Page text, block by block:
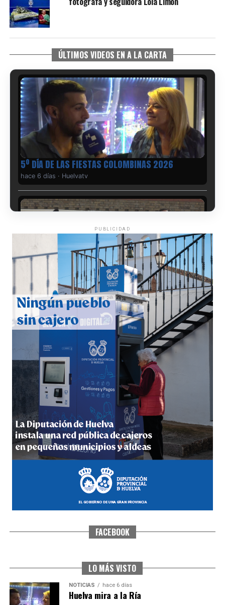
ÚLTIMOS VIDEOS EN A LA CARTA
5º DÍA DE LAS FIESTAS COLOMBINAS 2026
hace 6 días · Huelvatv
CUARTA CORRIDA DE LAS FIESTAS COLOMBINAS
2026
hace 7 días·Huelvatv
4º DÍA DE LAS FIESTAS COLOMBINAS 2026
hace 7 días· Huelvatv
SEXTA CORRIDA DE LAS FIESTAS COLOMBINAS
PUBLICIDAD
FACEBOOK
LO MÁS VISTO
NOTICIAS hace 6 días
Huelva mira a la Ría